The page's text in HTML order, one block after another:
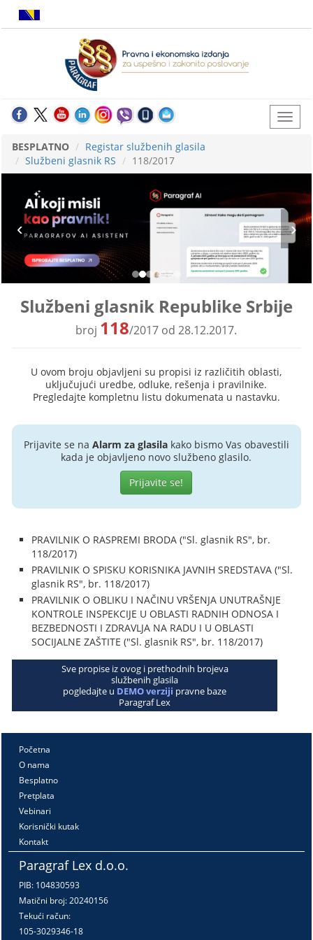
BESPLATNO
Registar službenih glasila
Službeni glasnik RS
118/2017
Službeni glasnik Republike Srbije
broj 118/2017 od 28.12.2017.
U ovom broju objavljeni su propisi iz različitih oblasti,
uključujući uredbe, odluke, rešenja i pravilnike.
Pregledajte kompletnu listu dokumenata u nastavku.
Prijavite se na Alarm za glasilakako bismo Vas obavestili
kada je objavljeno novo službeno glasilo.
Prijavite se!
PRAVILNIK O RASPREMI BRODA ("Sl. glasnik RS", br.
118/2017)
PRAVILNIK O SPISKU KORISNIKA JAVNIH SREDSTAVA ("Sl.
glasnik RS", br. 118/2017)
PRAVILNIK O OBLIKU I NAČINU VRŠENJA UNUTRAŠNJE
KONTROLE INSPEKCIJE U OBLASTI RADNIH ODNOSA I
BEZBEDNOSTI I ZDRAVLJA NA RADU I U OBLASTI
SOCIJALNE ZAŠTITE ("Sl. glasnik RS", br. 118/2017)
Sve propise iz ovog i prethodnih brojeva
službenih glasila
pogledajte u DEMO verziji pravne baze
Paragraf Lex
Početna
O nama
Besplatno
Pretplata
Vebinari
Korisnički kutak
Kontakt
Paragraf Lex d.o.o.
PIB: 104830593
Matični broj: 20240156
Tekući račun:
105-3029346-18